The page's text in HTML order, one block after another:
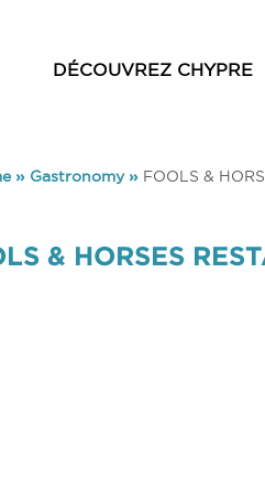
DÉCOUVREZ CHYPRE
» Gastronomy» FOOLS &
& HORSES